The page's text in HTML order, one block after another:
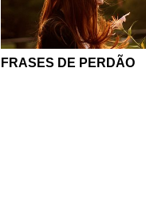
FRASES DE PERDÃO